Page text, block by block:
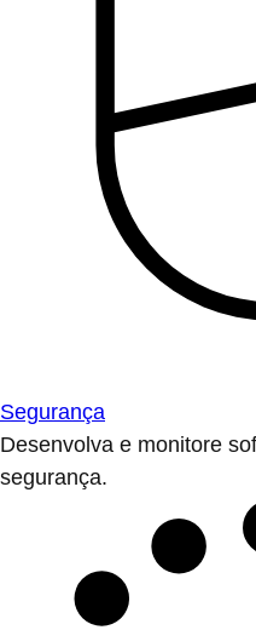
Segurança
Desenvolva e monitore
segurança.